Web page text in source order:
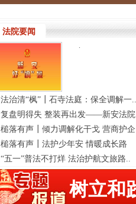
法院要闻
.
法治清“枫”┃石寺法庭：保全调解一..
复盘明得失 整装再出发——新安法
槌落有声┃倾力调解化干戈 营商护
槌落有声┃法护少年安 情暖成长路
“五一”普法不打烊 法治护航文旅路..
树立和